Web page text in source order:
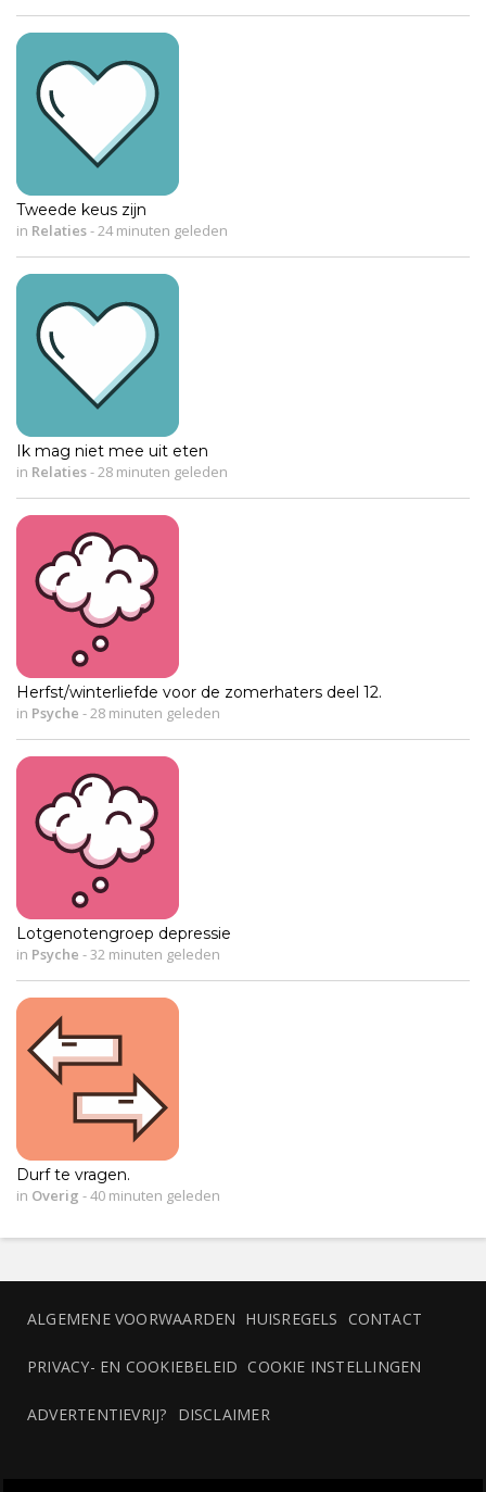
Tweede keus zijn
in Relaties-24 minuten geleden
Ik mag niet mee uit eten
in Relaties-28 minuten geleden
Herfst/winterliefde voor de zomerhaters deel 12.
in Psyche -28 minuten geleden
Lotgenotengroep depressie
in Psyche -32 minuten geleden
Durf te vragen.
in Overig -40 minuten geleden
ALGEMENE VOORWAARDEN HUISREGELS CONTACT
PRIVACY- EN COOKIEBELEID COOKIE INSTELLINGEN
ADVERTENTIEVRIJ? DISCLAIMER